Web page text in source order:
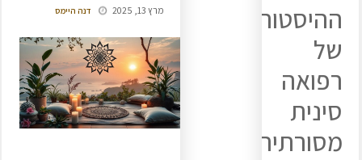
ההיסטוריה
של
רפואה
סינית
מסורתית
דנה היימס מרץ 13, 2025